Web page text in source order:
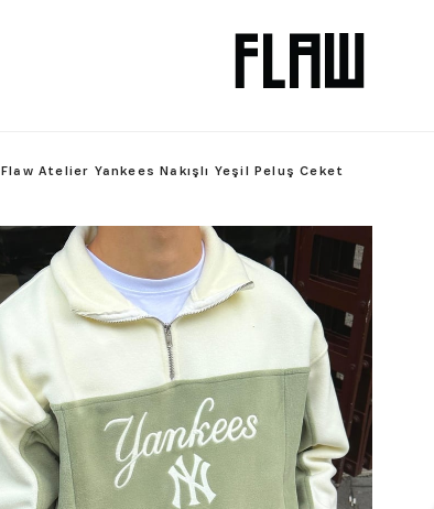
Flaw Atelier Yankees Nakışlı Yeşil Peluş Ceket